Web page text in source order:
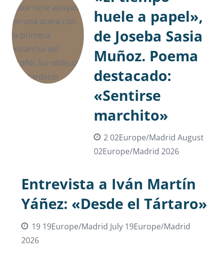
huele a papel»,
de Joseba Sasia
Muñoz. Poema
destacado:
«Sentirse
marchito»
2 02Europe/Madrid August
02Europe/Madrid 2026
Entrevista a Iván Martín
Yáñez: «Desde el Tártaro»
19 19Europe/Madrid July 19Europe/Madrid
2026